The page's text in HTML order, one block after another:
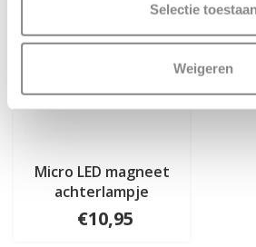
Selectie
Weigeren
Micro LED magneet
achterlampje
€10,95